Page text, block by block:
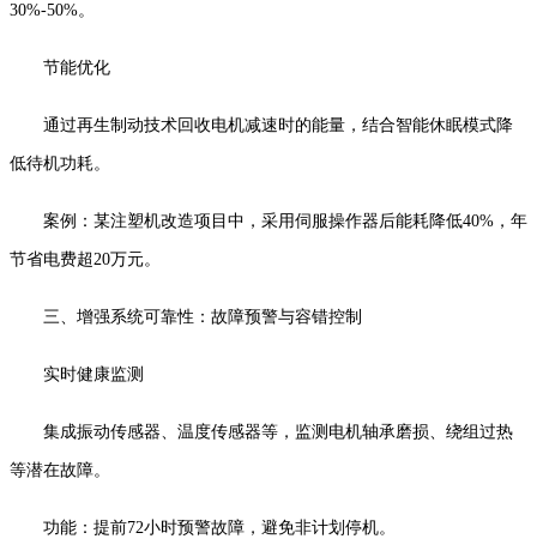
30%-50%。
节能优化
通过再生制动技术回收电机减速时的能量，结合智能休眠模式降
低待机功耗。
案例：某注塑机改造项目中，采用伺服操作器后能耗降低40%，年
节省电费超20万元。
三、增强系统可靠性：故障预警与容错控制
实时健康监测
集成振动传感器、温度传感器等，监测电机轴承磨损、绕组过热
等潜在故障。
功能：提前72小时预警故障，避免非计划停机。